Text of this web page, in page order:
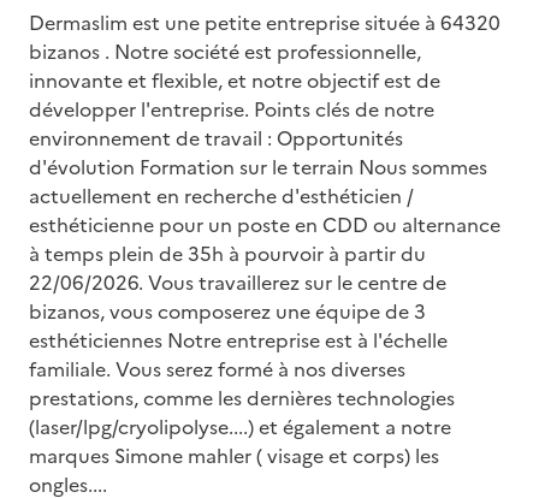
Dermaslim est une petite entreprise située à 64320
bizanos . Notre société est professionnelle,
innovante et flexible, et notre objectif est de
développer l'entreprise. Points clés de notre
environnement de travail : Opportunités
d'évolution Formation sur le terrain Nous sommes
actuellement en recherche d'esthéticien /
esthéticienne pour un poste en CDD ou alternance
à temps plein de 35h à pourvoir à partir du
22/06/2026. Vous travaillerez sur le centre de
bizanos, vous composerez une équipe de 3
esthéticiennes Notre entreprise est à l'échelle
familiale. Vous serez formé à nos diverses
prestations, comme les dernières technologies
(laser/lpg/cryolipolyse....) et également a notre
marques Simone mahler ( visage et corps) les
ongles....